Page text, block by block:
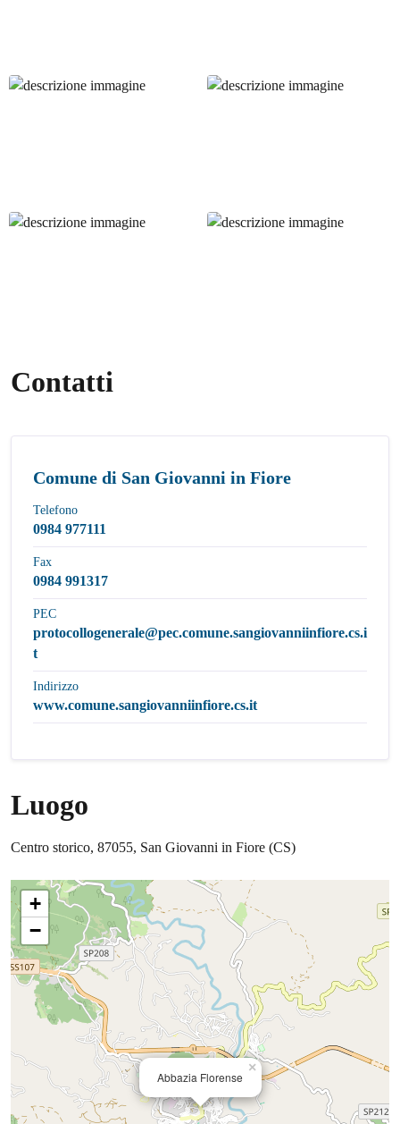
Contatti
Comune di San Giovanni in Fiore
Telefono
0984 977111
Fax
0984 991317
PEC
protocollogenerale@pec.comune.sangiovanniinfiore.cs.i
t
Indirizzo
www.comune.sangiovanniinfiore.cs.it
Luogo
Centro storico, 87055, San Giovanni in Fiore (CS)
Abbazia Florense
×
+
−